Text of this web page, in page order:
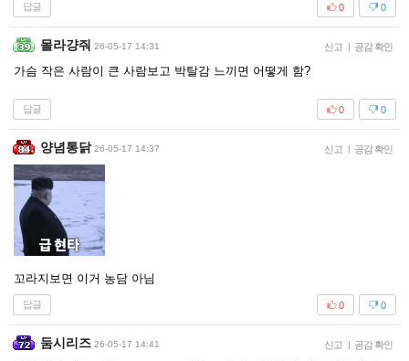
답글 0
0
몰라걍줘 26-05-17 14:31 신고 공감 확인
가슴 작은 사람이 큰 사람보고 박탈감 느끼면 어떻게 함?
답글 0
0
양념통닭 26-05-17 14:37 신고 공감 확인
꼬라지보면 이거 농담 아님
답글 0
0
둠시리즈 26-05-17 14:41 신고 공감 확인